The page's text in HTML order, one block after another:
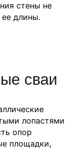
стены не
длины.
сваи
лопастями
опор
площадки,